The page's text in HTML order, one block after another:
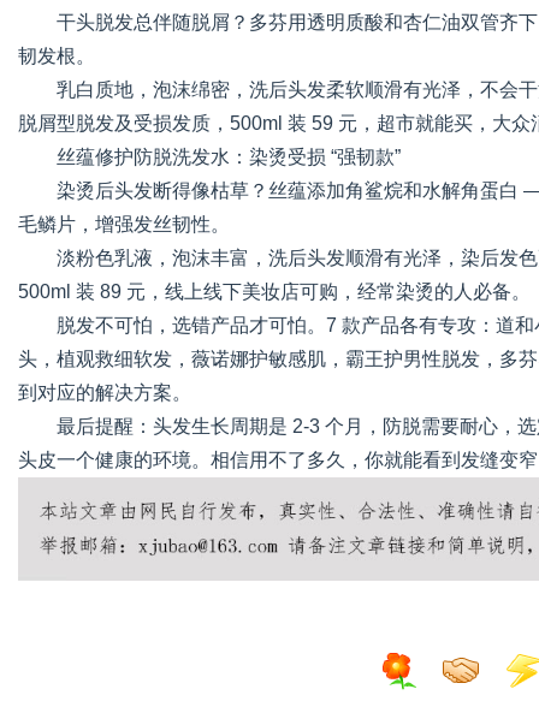
干头脱发总伴随脱屑？多芬用透明质酸和杏仁油双管
韧发根。
乳白质地，泡沫绵密，洗后头发柔软顺滑有光泽，不会
脱屑型脱发及受损发质，500ml 装 59 元，超市就能买，大众
丝蕴修护防脱洗发水：染烫受损 “强韧款”
染烫后头发断得像枯草？丝蕴添加角鲨烷和水解角蛋
毛鳞片，增强发丝韧性。
淡粉色乳液，泡沫丰富，洗后头发顺滑有光泽，染后发
500ml 装 89 元，线上线下美妆店可购，经常染烫的人必备。
脱发不可怕，选错产品才可怕。7 款产品各有专攻：道
头，植观救细软发，薇诺娜护敏感肌，霸王护男性脱发，
到对应的解决方案。
最后提醒：头发生长周期是 2-3 个月，防脱需要耐心，
头皮一个健康的环境。相信用不了多久，你就能看到发缝变